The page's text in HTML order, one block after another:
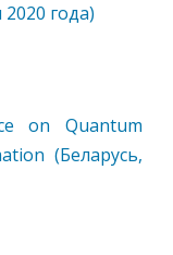
года)
on Quantum
(Беларусь,